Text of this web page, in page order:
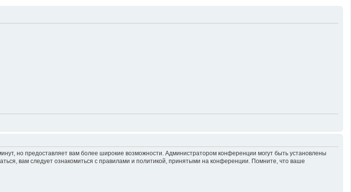
но предоставляет вам более широкие возможности. Администратором конференции могут быть установлены
вам следует ознакомиться с правилами и политикой, принятыми на конференции. Помните, что ваше